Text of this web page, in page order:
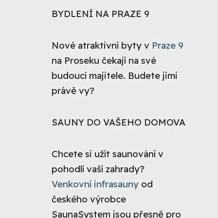
BYDLENÍ NA PRAZE 9
Nové atraktivní byty v Praze 9
na Proseku čekají na své
budoucí majitele. Budete jimi
právě vy?
SAUNY DO VAŠEHO DOMOVA
Chcete si užít saunování v
pohodlí vaší zahrady?
Venkovní infrasauny od
českého výrobce
SaunaSystem jsou přesně pro